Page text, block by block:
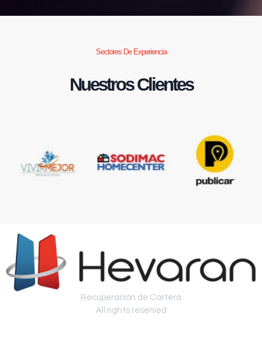
Sectores De Experiencia
Nuestros Clientes
Recuperación de Cartera
All rights reserved